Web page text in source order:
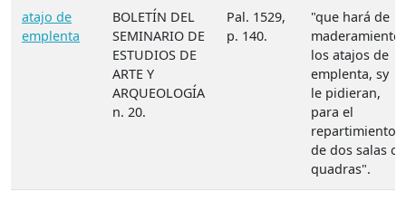
atajo de
emplenta
BOLETÍN DEL
SEMINARIO DE
ESTUDIOS DE
ARTE Y
ARQUEOLOGÍA
n. 20.
Pal. 1529,
p. 140.
"que hará de
maderamiento
los atajos de
emplenta, sy
le pidieran,
para el
repartimiento
de dos salas o
quadras".